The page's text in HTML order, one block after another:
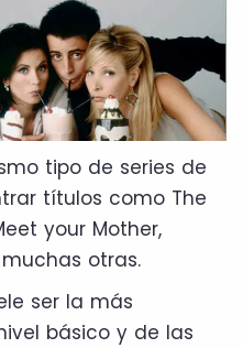
tipo de series de
títulos como The
your Mother,
otras.
ser la más
básico y de las